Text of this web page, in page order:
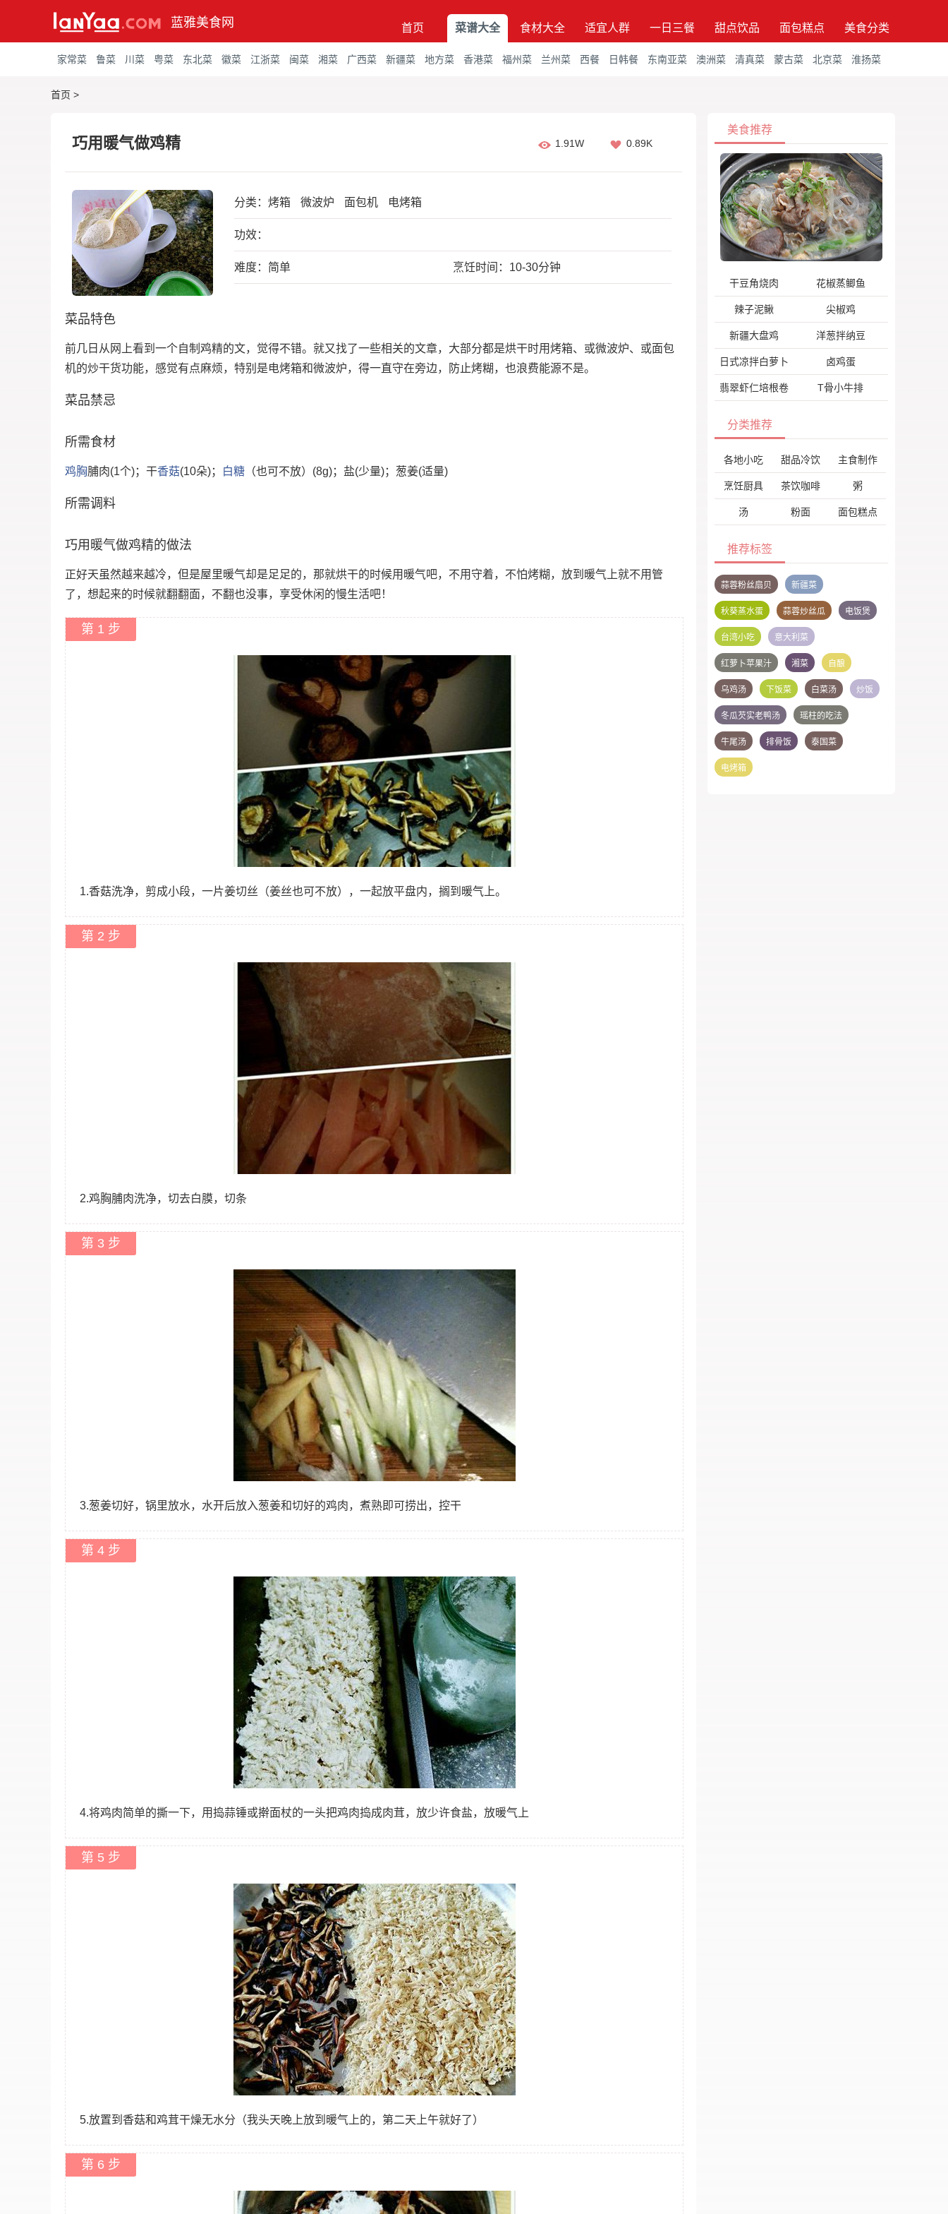
蓝雅美食网 首页 菜谱大全 食材大全 适宜人群 一日三餐 甜点饮品 面包糕点 美食分类
家常菜 鲁菜 川菜 粤菜 东北菜 徽菜 江浙菜 闽菜 湘菜 广西菜 新疆菜 地方菜 香港菜 福州菜 兰州菜 西餐 日韩餐 东南亚菜 澳洲菜 清真菜 蒙古菜 北京菜 淮扬菜
首页 >
巧用暖气做鸡精 1.91W 0.89K
分类： 烤箱 微波炉 面包机 电烤箱
功效：
难度：简单 烹饪时间：10-30分钟
菜品特色
前几日从网上看到一个自制鸡精的文，觉得不错。就又找了一些相关的文章，大部分都是烘干时用烤箱、或微波炉、或面包
机的炒干货功能，感觉有点麻烦，特别是电烤箱和微波炉，得一直守在旁边，防止烤糊，也浪费能源不是。
菜品禁忌
所需食材
鸡胸脯肉(1个)；干香菇(10朵)； 白糖 （也可不放）(8g)；盐(少量)；葱姜(适量)
所需调料
巧用暖气做鸡精的做法
正好天虽然越来越冷，但是屋里暖气却是足足的，那就烘干的时候用暖气吧，不用守着，不怕烤糊，放到暖气上就不用管
了，想起来的时候就翻翻面，不翻也没事，享受休闲的慢生活吧！
第 1 步
1.香菇洗净，剪成小段，一片姜切丝（姜丝也可不放），一起放平盘内，搁到暖气上。
第 2 步
2.鸡胸脯肉洗净，切去白膜，切条
第 3 步
3.葱姜切好，锅里放水，水开后放入葱姜和切好的鸡肉，煮熟即可捞出，控干
第 4 步
4.将鸡肉简单的撕一下，用捣蒜锤或擀面杖的一头把鸡肉捣成肉茸，放少许食盐，放暖气上
第 5 步
5.放置到香菇和鸡茸干燥无水分（我头天晚上放到暖气上的，第二天上午就好了）
第 6 步
美食推荐
干豆角烧肉 花椒蒸鲫鱼
辣子泥鳅 尖椒鸡
新疆大盘鸡 洋葱拌纳豆
日式凉拌白萝卜 卤鸡蛋
翡翠虾仁培根卷 T骨小牛排
分类推荐
各地小吃 甜品冷饮 主食制作
烹饪厨具 茶饮咖啡 粥
汤 粉面 面包糕点
推荐标签
蒜蓉粉丝扇贝 新疆菜
秋葵蒸水蛋 蒜蓉炒丝瓜 电饭煲
台湾小吃 意大利菜
红萝卜苹果汁 湘菜 自酿
乌鸡汤 下饭菜 白菜汤 炒饭
冬瓜芡实老鸭汤 瑶柱的吃法
牛尾汤 排骨饭 泰国菜
电烤箱